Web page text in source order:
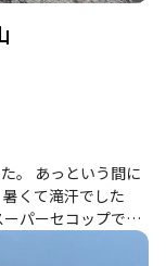
。 あっという間に
くて滝汗でした
パーセコップで祇
温泉入る前に（た